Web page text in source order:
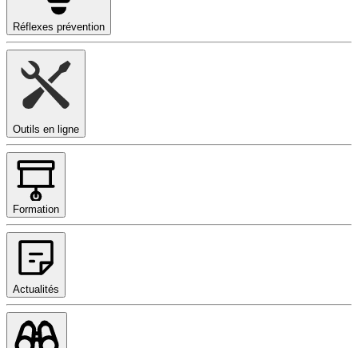
Réflexes prévention
Outils en ligne
Formation
Actualités